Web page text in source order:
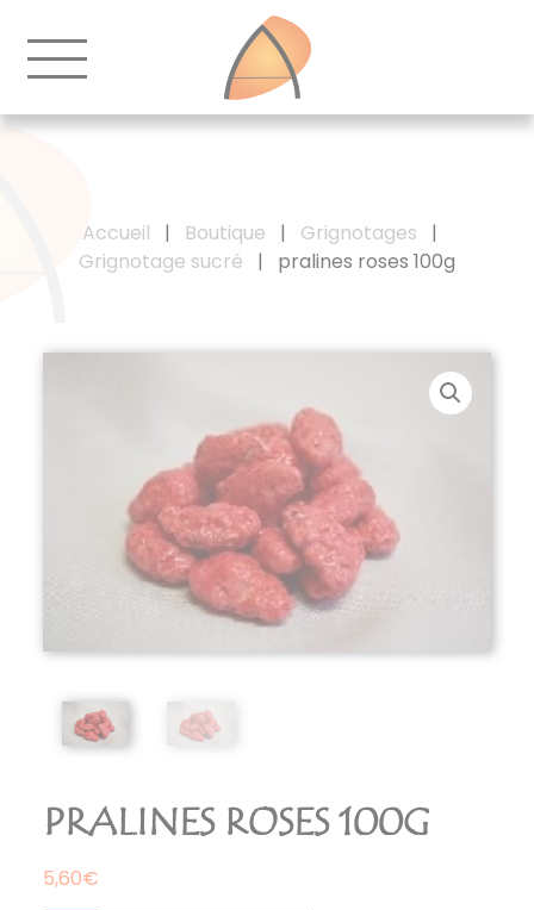
Accueil | Boutique | Grignotages
|
Grignotage sucré
| pralines roses 100g
PRALINES ROSES 100G
5,60€